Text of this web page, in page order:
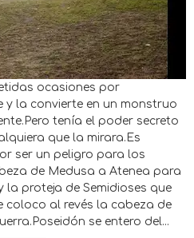
ocasiones por
y la convierte en un monstruo
tenía el poder secreto
que la mirara.Es
ser un peligro para los
de Medusa a Atenea para
la proteja de Semidioses que
coloco al revés la cabeza de
se entero del...